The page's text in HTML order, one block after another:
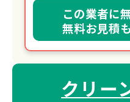
この業者に
無料お見積
クリー